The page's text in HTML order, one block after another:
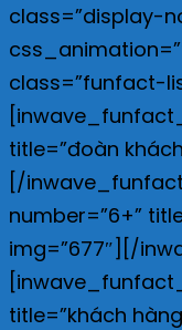
class=”display-
class=”funfact-
title=”đoàn
[/
number=”6+”
img=”677″][/
title=”khách